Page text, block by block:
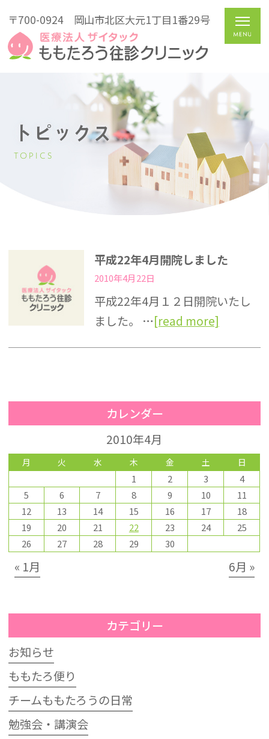
〒700-0924 岡山市北区大元1丁目1番29号
トピックス
TOPICS
平成22年4月開院しました
2010年4月22日
平成22年4月１２日開院いたし
ました。 …[read more]
カレンダー
2010年4月
月 火 水 木 金 土 日
1 2 3
4
5
6 7 8 9 10
11
12
13 14 15 16 17
18
19
20 21 22 23 24
25
26
27 28 29 30
« 1月 6月 »
カテゴリー
お知らせ
ももたろ便り
チームももたろうの日常
勉強会・講演会